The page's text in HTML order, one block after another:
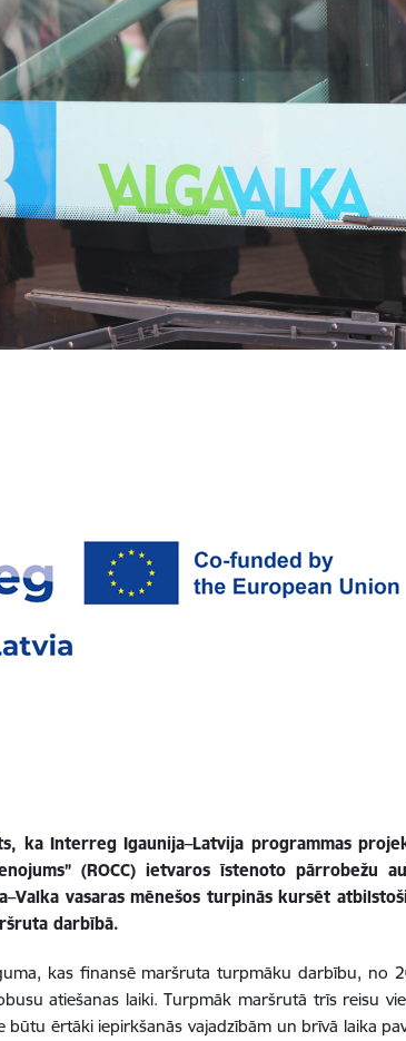
ka Interreg Igaunija–Latvija programmas
(ROCC) ietvaros īstenoto pārrobežu
vasaras mēnešos turpinās kursēt
darbībā.
kas finansē maršruta turpmāku darbību, no
atiešanas laiki. Turpmāk maršrutā trīs reisu
būtu ērtāki iepirkšanās vajadzībām un brīvā laika